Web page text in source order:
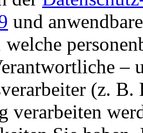
und
welche
–
(z. B.
verarbeiten